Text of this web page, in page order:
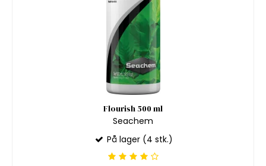
Flourish 500 ml
Seachem
På lager (4 stk.)